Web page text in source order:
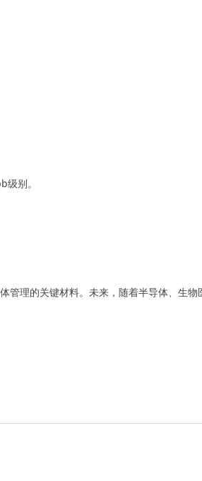
别。
理的关键材料。未来，随着半导体、生